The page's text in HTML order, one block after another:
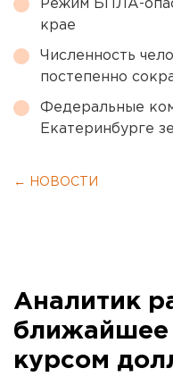
Режим БПЛА-
крае
Численность
постепенно
Федеральные
Екатеринбурге
← НОВОСТИ
Аналитик
ближайшее
курсом